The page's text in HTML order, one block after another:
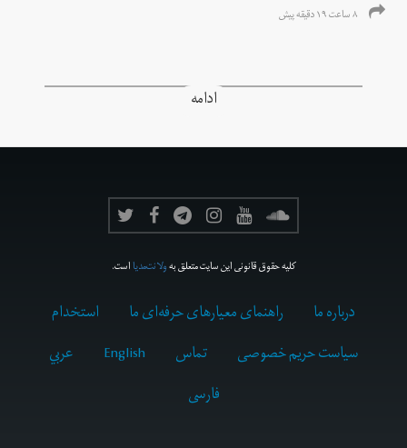
۸ ساعت ۱۹ دقیقه پیش
ادامه
کلیه حقوق قانونی این سایت متعلق بهولانت‌مدیااست.
درباره ما راهنمای معیارهای حرفه‌ای ما
استخدام
سیاست حریم خصوصی
تماس English
عربي
فارسى